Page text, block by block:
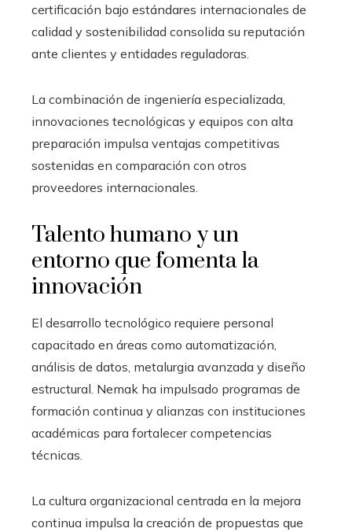
certificación bajo estándares internacionales de
calidad y sostenibilidad consolida su reputación
ante clientes y entidades reguladoras.
La combinación de ingeniería especializada,
innovaciones tecnológicas y equipos con alta
preparación impulsa ventajas competitivas
sostenidas en comparación con otros
proveedores internacionales.
Talento humano y un
entorno que fomenta la
innovación
El desarrollo tecnológico requiere personal
capacitado en áreas como automatización,
análisis de datos, metalurgia avanzada y diseño
estructural. Nemak ha impulsado programas de
formación continua y alianzas con instituciones
académicas para fortalecer competencias
técnicas.
La cultura organizacional centrada en la mejora
continua impulsa la creación de propuestas que